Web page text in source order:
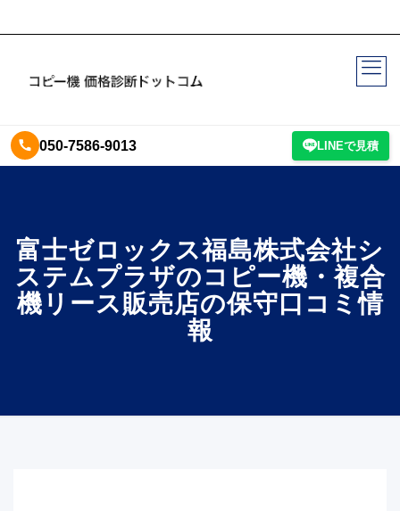
050-7586-9013 LINEで見積
富士ゼロックス福島株式会社シ
ステムプラザのコピー機・複合
機リース販売店の保守口コミ情
報